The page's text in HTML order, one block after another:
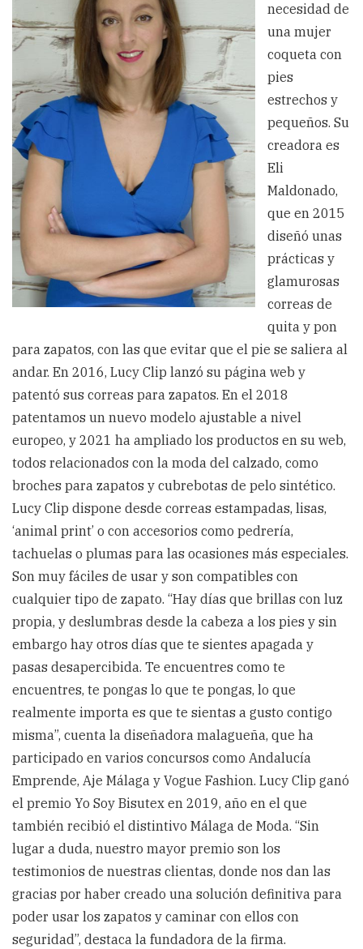
necesidad de
una mujer
coqueta con
pies
estrechos y
pequeños. Su
creadora es
Eli
Maldonado,
que en 2015
diseñó unas
prácticas y
glamurosas
correas de
quita y pon
para zapatos, con las que evitar que el pie se saliera al
andar. En 2016, Lucy Clip lanzó su página web y
patentó sus correas para zapatos. En el 2018
patentamos un nuevo modelo ajustable a nivel
europeo, y 2021 ha ampliado los productos en su web,
todos relacionados con la moda del calzado, como
broches para zapatos y cubrebotas de pelo sintético.
Lucy Clip dispone desde correas estampadas, lisas,
‘animal print’ o con accesorios como pedrería,
tachuelas o plumas para las ocasiones más especiales.
Son muy fáciles de usar y son compatibles con
cualquier tipo de zapato. “Hay días que brillas con luz
propia, y deslumbras desde la cabeza a los pies y sin
embargo hay otros días que te sientes apagada y
pasas desapercibida. Te encuentres como te
encuentres, te pongas lo que te pongas, lo que
realmente importa es que te sientas a gusto contigo
misma”, cuenta la diseñadora malagueña, que ha
participado en varios concursos como Andalucía
Emprende, Aje Málaga y Vogue Fashion. Lucy Clip ganó
el premio Yo Soy Bisutex en 2019, año en el que
también recibió el distintivo Málaga de Moda. “Sin
lugar a duda, nuestro mayor premio son los
testimonios de nuestras clientas, donde nos dan las
gracias por haber creado una solución definitiva para
poder usar los zapatos y caminar con ellos con
seguridad”, destaca la fundadora de la firma.